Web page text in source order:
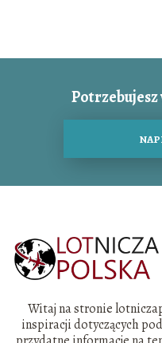
Witaj na stronie
inspiracji dotyczących